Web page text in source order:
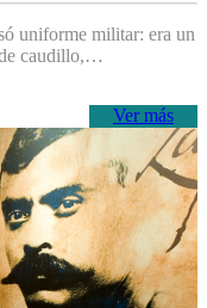
uniforme militar: era un
caudillo,…
Ver más